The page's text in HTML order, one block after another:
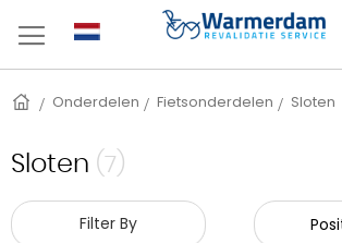
naar
inhoud
HomeOnderdelen Fietsonderdelen Sloten
Sloten (7)
Filter By